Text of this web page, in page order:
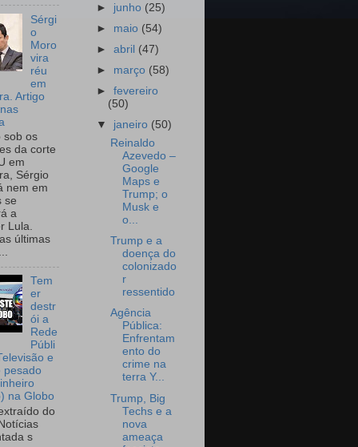
Sérgi
o
Moro
vira
réu
em
Artigo
sob os
da corte
em
Sérgio
nem em
se
a
Lula.
últimas
Tem
er
destr
ói a
Rede
Públi
e
pesado
na Globo
do
s
► junho (25)
► maio (54)
►abril (47)
► março (58)
►fevereiro
(50)
▼ janeiro (50)
Reinaldo
Azevedo –
Google
Maps e
Trump; o
Musk e
o...
Trump e a
doença do
colonizado
r
ressentido
Agência
Pública:
Enfrentam
ento do
crime na
terra Y...
Trump, Big
Techs e a
nova
ameaça